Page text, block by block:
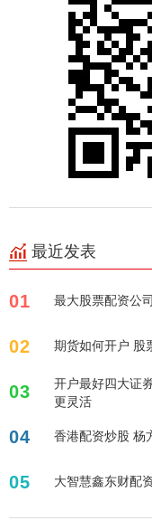
最近发表
01 最大股票配资公
02 期货如何开户 股
03
开户最好四大证
更灵活
04 香港配资炒股 杨
05 大智慧鑫东财配